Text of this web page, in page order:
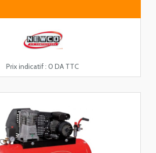
Prix indicatif : 0 DA TTC